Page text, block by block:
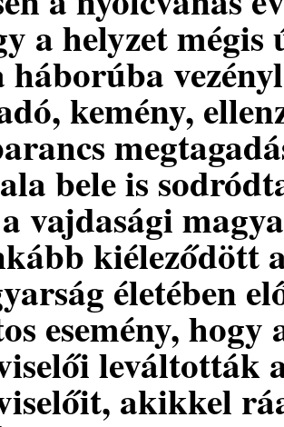
a helyzet
kemény,
bele is
vajdasági
kiéleződött
életében
esemény,
leváltották
akikkel